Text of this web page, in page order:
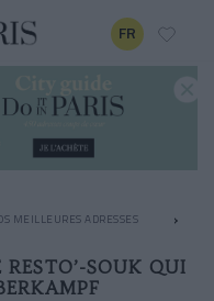
FR
MEILLEURES ADRESSES
SOUK QUI